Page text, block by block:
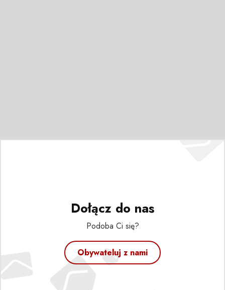
Dołącz do nas
Podoba Ci się?
Obywateluj z nami